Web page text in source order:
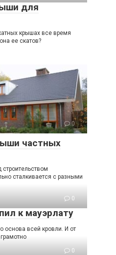
для
крышах все время
ее скатов?
0
частных
сталкивается с разными
0
к мауэрлату
основа всей кровли. И от
0